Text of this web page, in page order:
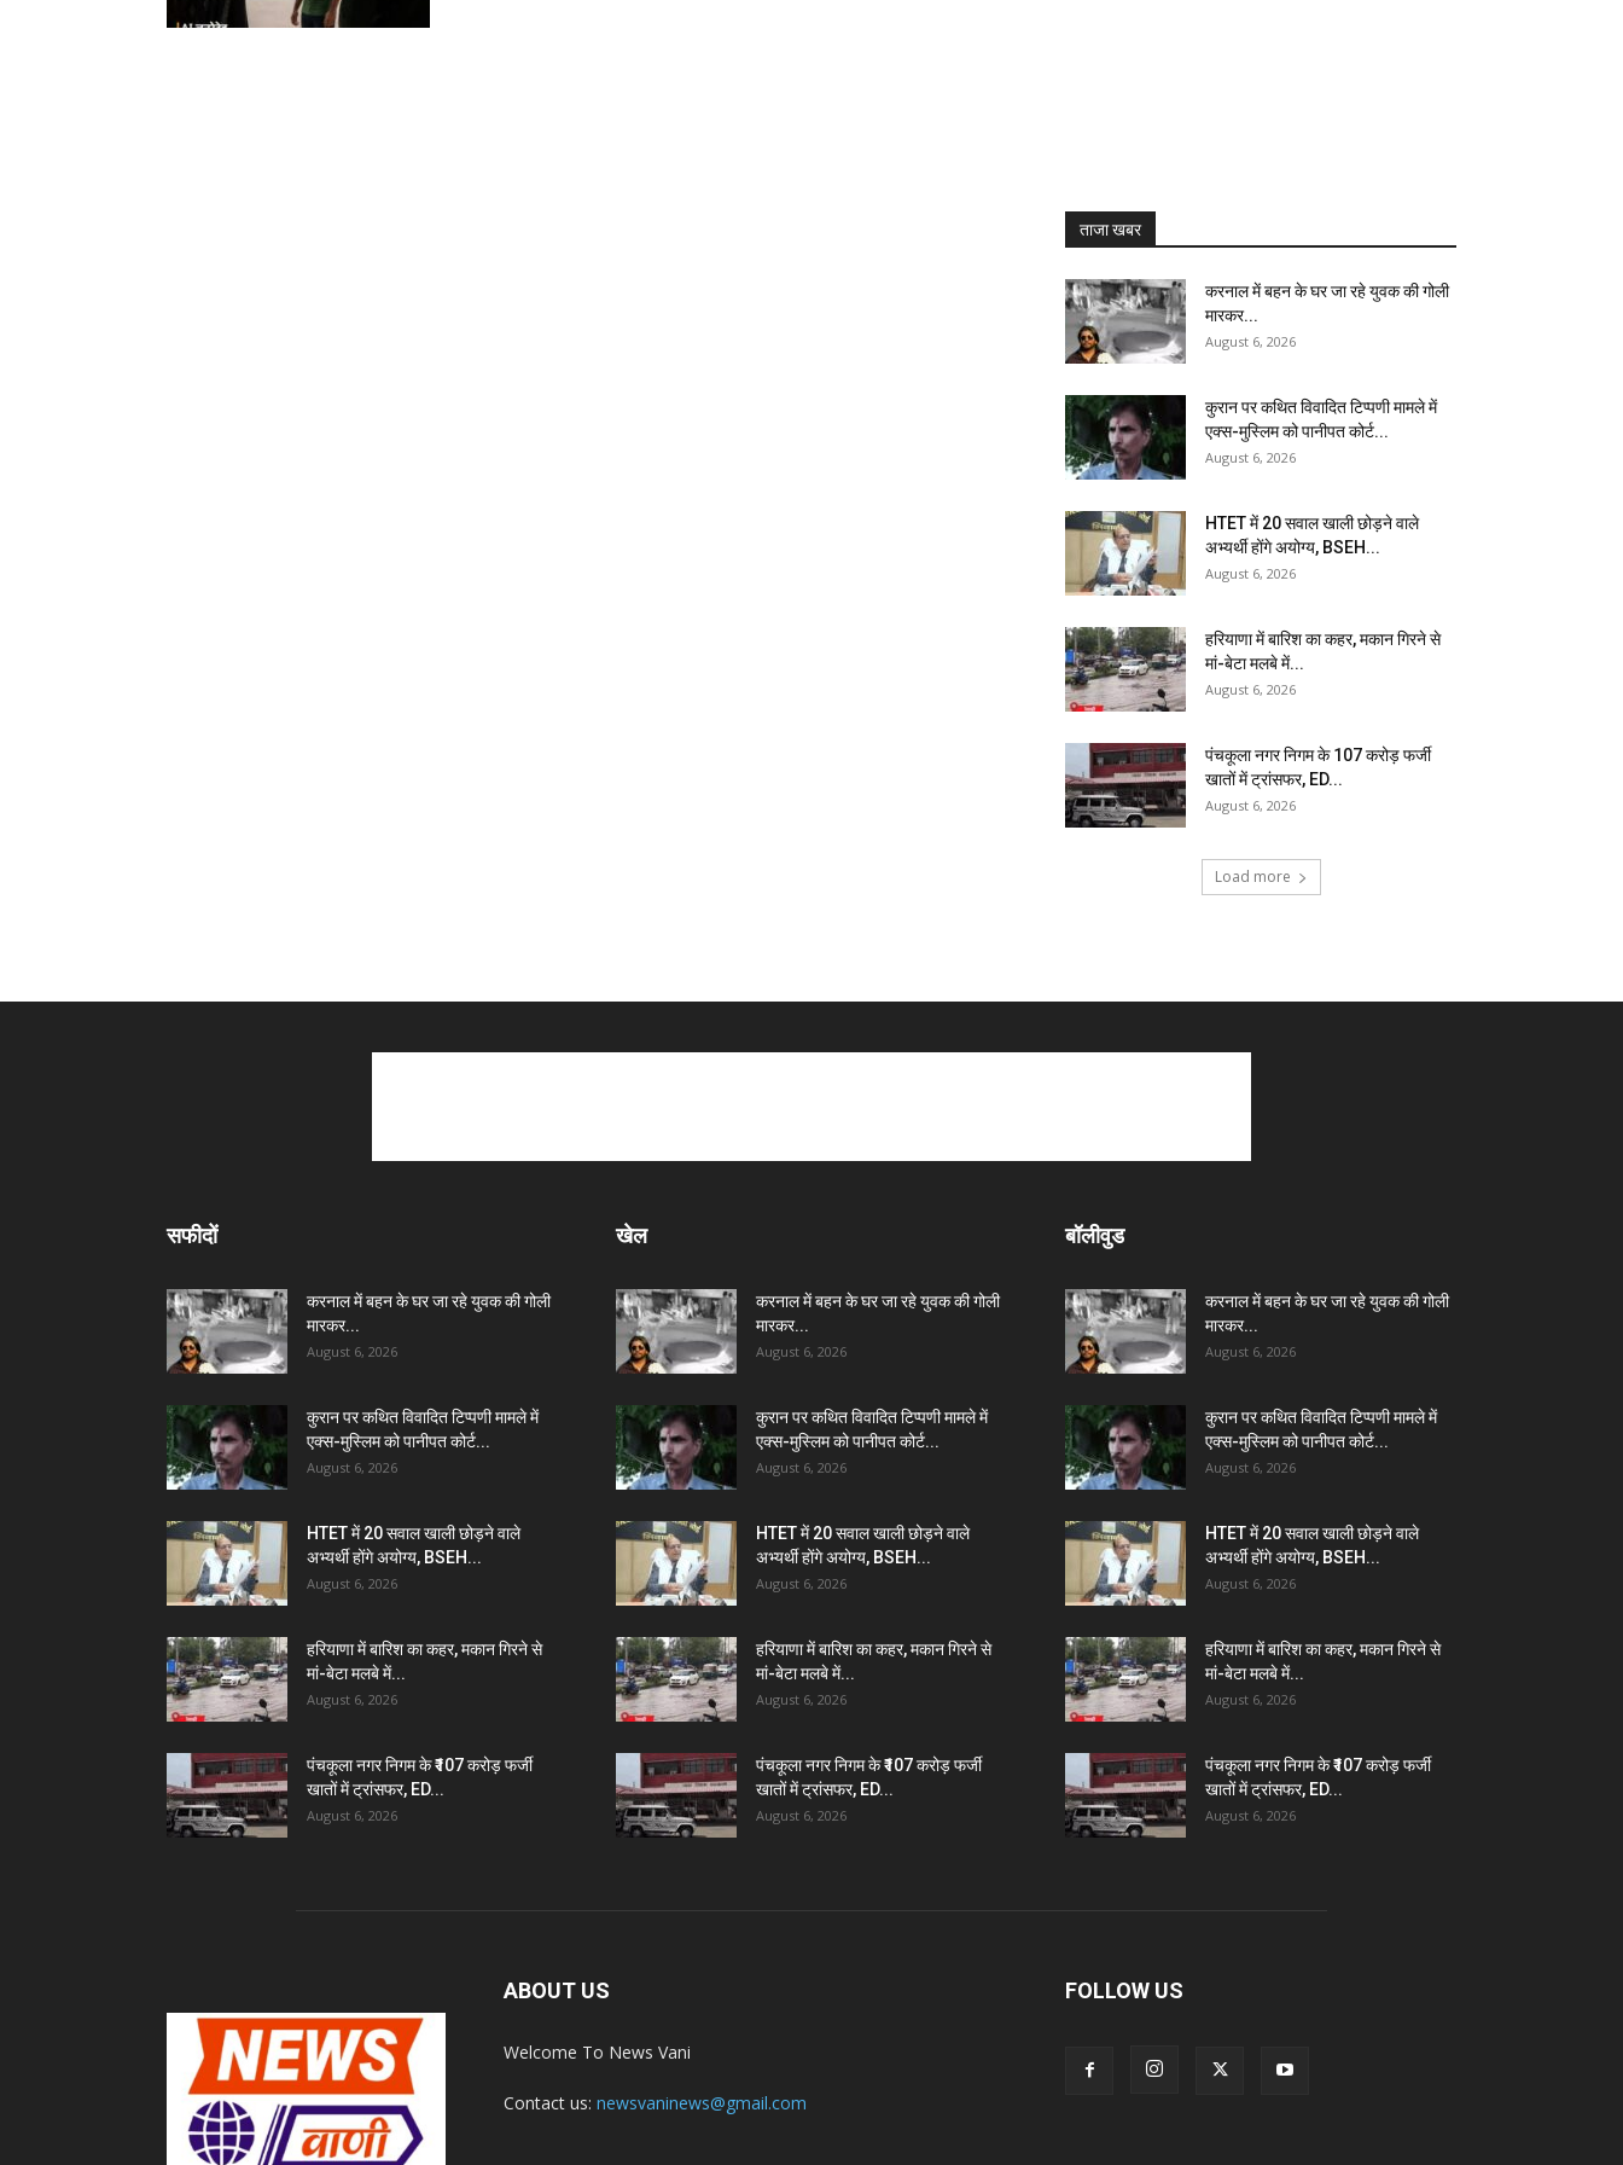
ताजा खबर
करनाल में बहन के घर जा रहे युवक की गोली
मारकर...
August 6, 2026
कुरान पर कथित विवादित टिप्पणी मामले में
एक्स-मुस्लिम को पानीपत कोर्ट...
August 6, 2026
HTET में 20 सवाल खाली छोड़ने वाले
अभ्यर्थी होंगे अयोग्य, BSEH...
August 6, 2026
हरियाणा में बारिश का कहर, मकान गिरने से
मां-बेटा मलबे में...
August 6, 2026
पंचकूला नगर निगम के ₹107 करोड़ फर्जी
खातों में ट्रांसफर, ED...
August 6, 2026
Load more
सफीदों
करनाल में बहन के घर जा रहे युवक की गोली
मारकर...
August 6, 2026
कुरान पर कथित विवादित टिप्पणी मामले में
एक्स-मुस्लिम को पानीपत कोर्ट...
August 6, 2026
HTET में 20 सवाल खाली छोड़ने वाले
अभ्यर्थी होंगे अयोग्य, BSEH...
August 6, 2026
हरियाणा में बारिश का कहर, मकान गिरने से
मां-बेटा मलबे में...
August 6, 2026
पंचकूला नगर निगम के ₹107 करोड़ फर्जी
खातों में ट्रांसफर, ED...
August 6, 2026
खेल
करनाल में बहन के घर जा रहे युवक की गोली
मारकर...
August 6, 2026
कुरान पर कथित विवादित टिप्पणी मामले में
एक्स-मुस्लिम को पानीपत कोर्ट...
August 6, 2026
HTET में 20 सवाल खाली छोड़ने वाले
अभ्यर्थी होंगे अयोग्य, BSEH...
August 6, 2026
हरियाणा में बारिश का कहर, मकान गिरने से
मां-बेटा मलबे में...
August 6, 2026
पंचकूला नगर निगम के ₹107 करोड़ फर्जी
खातों में ट्रांसफर, ED...
August 6, 2026
बॉलीवुड
करनाल में बहन के घर जा रहे युवक की गोली
मारकर...
August 6, 2026
कुरान पर कथित विवादित टिप्पणी मामले में
एक्स-मुस्लिम को पानीपत कोर्ट...
August 6, 2026
HTET में 20 सवाल खाली छोड़ने वाले
अभ्यर्थी होंगे अयोग्य, BSEH...
August 6, 2026
हरियाणा में बारिश का कहर, मकान गिरने से
मां-बेटा मलबे में...
August 6, 2026
पंचकूला नगर निगम के ₹107 करोड़ फर्जी
खातों में ट्रांसफर, ED...
August 6, 2026
ABOUT US
Welcome To News Vani
Contact us: newsvaninews@gmail.com
FOLLOW US